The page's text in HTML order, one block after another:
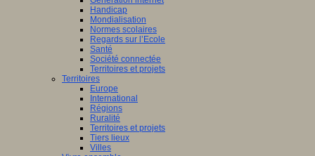
Handicap
Mondialisation
Normes scolaires
Regards sur l’Ecole
Santé
Société connectée
Territoires et projets
Territoires
Europe
International
Régions
Ruralité
Territoires et projets
Tiers lieux
Villes